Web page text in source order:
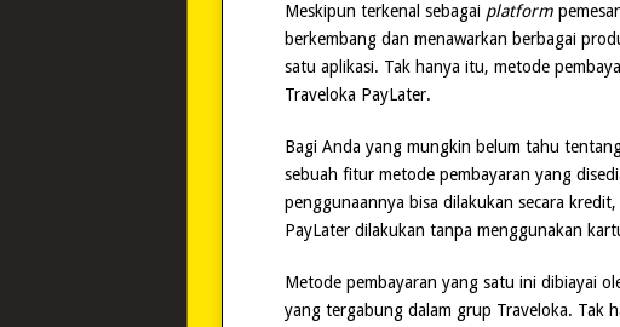
Meskipun terkenal sebagai platform
berkembang dan menawarkan berbagai
satu aplikasi. Tak hanya itu, metode
Traveloka PayLater.
Bagi Anda yang mungkin belum tahu
sebuah fitur metode pembayaran yang
penggunaannya bisa dilakukan secara
PayLater dilakukan tanpa menggunakan
Metode pembayaran yang satu ini dibiayai
yang tergabung dalam grup Traveloka. Tak